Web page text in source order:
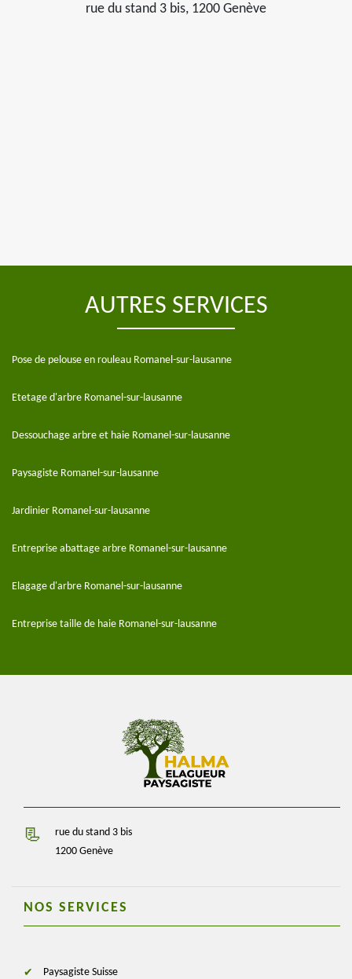
rue du stand 3 bis, 1200 Genève
AUTRES SERVICES
Pose de pelouse en rouleau Romanel-sur-lausanne
Etetage d'arbre Romanel-sur-lausanne
Dessouchage arbre et haie Romanel-sur-lausanne
Paysagiste Romanel-sur-lausanne
Jardinier Romanel-sur-lausanne
Entreprise abattage arbre Romanel-sur-lausanne
Elagage d'arbre Romanel-sur-lausanne
Entreprise taille de haie Romanel-sur-lausanne
rue du stand 3 bis
1200 Genève
NOS SERVICES
Paysagiste Suisse